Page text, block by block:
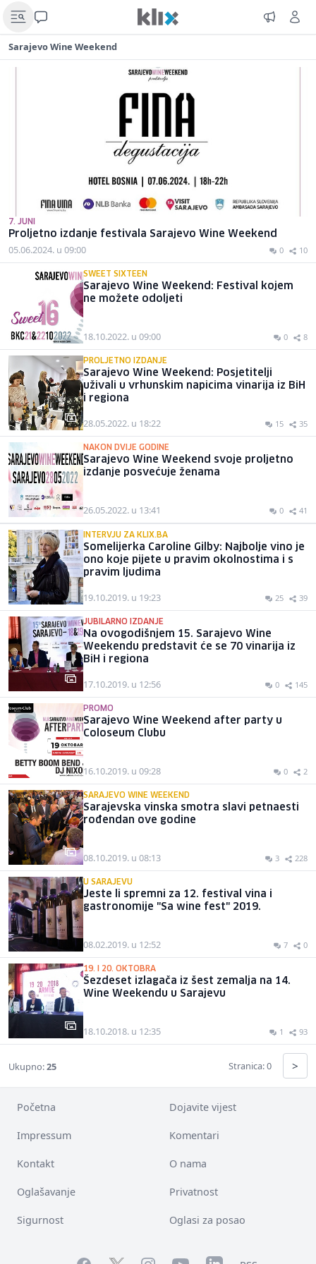
Sarajevo Wine Weekend
7. JUNI
Proljetno izdanje festivala Sarajevo Wine Weekend
05.06.2024. u 09:00 0 10
SWEET SIXTEEN
Sarajevo Wine Weekend: Festival kojem
ne možete odoljeti
18.10.2022. u 09:00 0 8
PROLJETNO IZDANJE
Sarajevo Wine Weekend: Posjetitelji
uživali u vrhunskim napicima vinarija iz BiH
i regiona
28.05.2022. u 18:22 15 35
NAKON DVIJE GODINE
Sarajevo Wine Weekend svoje proljetno
izdanje posvećuje ženama
26.05.2022. u 13:41 0 41
INTERVJU ZA KLIX.BA
Somelijerka Caroline Gilby: Najbolje vino je
ono koje pijete u pravim okolnostima i s
pravim ljudima
19.10.2019. u 19:23 25 39
JUBILARNO IZDANJE
Na ovogodišnjem 15. Sarajevo Wine
Weekendu predstavit će se 70 vinarija iz
BiH i regiona
17.10.2019. u 12:56 0 145
PROMO
Sarajevo Wine Weekend after party u
Coloseum Clubu
16.10.2019. u 09:28 0 2
SARAJEVO WINE WEEKEND
Sarajevska vinska smotra slavi petnaesti
rođendan ove godine
08.10.2019. u 08:13 3 228
U SARAJEVU
Jeste li spremni za 12. festival vina i
gastronomije "Sa wine fest" 2019.
08.02.2019. u 12:52 7 0
19. I 20. OKTOBRA
Šezdeset izlagača iz šest zemalja na 14.
Wine Weekendu u Sarajevu
18.10.2018. u 12:35 1 93
Ukupno:25 Stranica: 0 >
Početna Dojavite vijest
Impressum Komentari
Kontakt O nama
Oglašavanje Privatnost
Sigurnost Oglasi za posao